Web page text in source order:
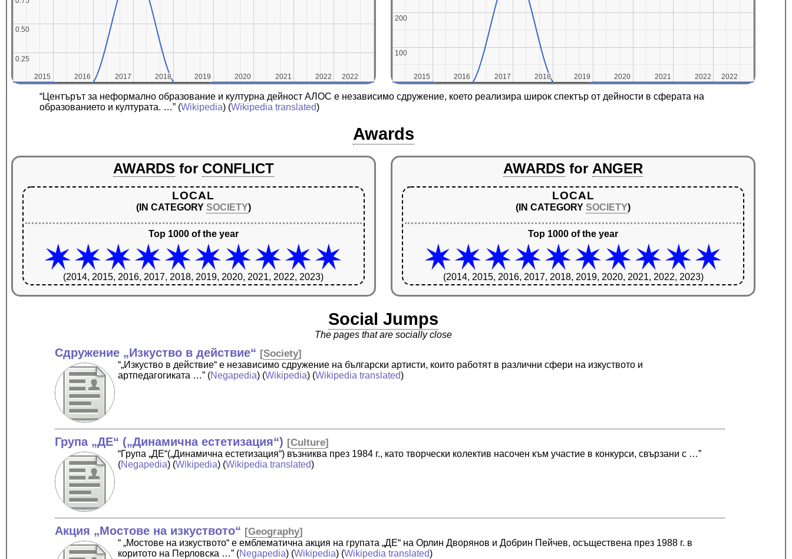
2015
2015 2016
2016 2017
2017 2018
2018 2019
2019 2020
2020 2021
2021 2022
2022 2022
2022
0.25
0.25
0.50
0.50
2015
2015 2016
2016 2017
2017 2018
2018 2019
2019 2020
2020 2021
2021 2022
2022 2022
2022
100
100
200
200
“Центърът за неформално образование и културна дейност АЛОС е независимо сдружение, което реализира широк спектър от дейности в сферата на
образованието и културата. …” (Wikipedia) (Wikipedia translated)
Awards
AWARDS for CONFLICT
LOCAL
(IN CATEGORY SOCIETY)
Top 1000 of the year
(2014, 2015, 2016, 2017, 2018, 2019, 2020, 2021, 2022, 2023)
AWARDS for ANGER
LOCAL
(IN CATEGORYSOCIETY)
Top 1000 of the year
(2014, 2015, 2016, 2017, 2018, 2019, 2020, 2021, 2022, 2023)
Social Jumps
The pages that are socially close
Сдружение „Изкуство в действие“ [Society]
“„Изкуство в действие“ е независимо сдружение на български артисти, които работят в различни сфери на изкуството и
артпедагогиката …” (Negapedia) (Wikipedia) (Wikipedia translated)
Група „ДЕ“ („Динамична естетизация“) [Culture]
“Група „ДЕ“(„Динамична естетизация“) възниква през 1984 г., като творчески колектив насочен към участие в конкурси, свързани с …”
(Negapedia) (Wikipedia) (Wikipedia translated)
Акция „Мостове на изкуството“ [Geography]
“ „Мостове на изкуството“ е емблематична акция на групата „ДЕ“ на Орлин Дворянов и Добрин Пейчев, осъществена през 1988 г. в
коритото на Перловска …” (Negapedia) (Wikipedia) (Wikipedia translated)